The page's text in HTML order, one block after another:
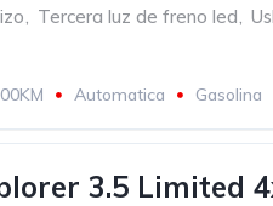
, Tercera luz de freno led,
Automatica Gasolina
3.5 Limited